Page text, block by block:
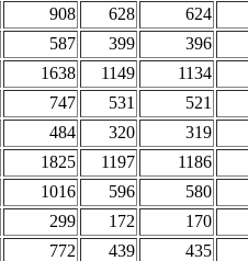
908 628
624
587 399
396
1638 1149
1134
747 531
521
484 320
319
1825 1197
1186
1016 596
580
299 172
170
772 439
435